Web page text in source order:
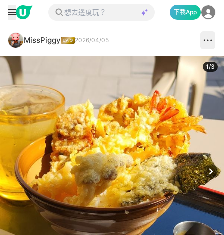
下載App
MissPiggy 2026/04/05
1/3